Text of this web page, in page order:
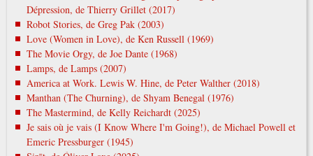
Dépression, de Thierry Grillet (2017)
Robot Stories, de Greg Pak (2003)
Love (Women in Love), de Ken Russell (1969)
The Movie Orgy, de Joe Dante (1968)
Lamps, de Lamps (2007)
America at Work. Lewis W. Hine, de Peter Walther (2018)
Manthan (The Churning), de Shyam Benegal (1976)
The Mastermind, de Kelly Reichardt (2025)
Je sais où je vais (I Know Where I'm Going!), de Michael Powell et
Emeric Pressburger (1945)